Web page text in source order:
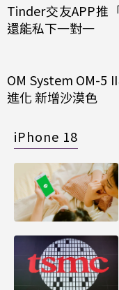
Tinder交友APP推
還能私下一對一
OM System OM-5
進化 新增沙漠色
iPhone 18